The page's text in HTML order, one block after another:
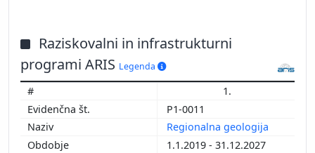
Raziskovalni in infrastrukturni
programi ARIS Legenda
1.
P1-0011
Regionalna geologija
1.1.2019 - 31.12.2027